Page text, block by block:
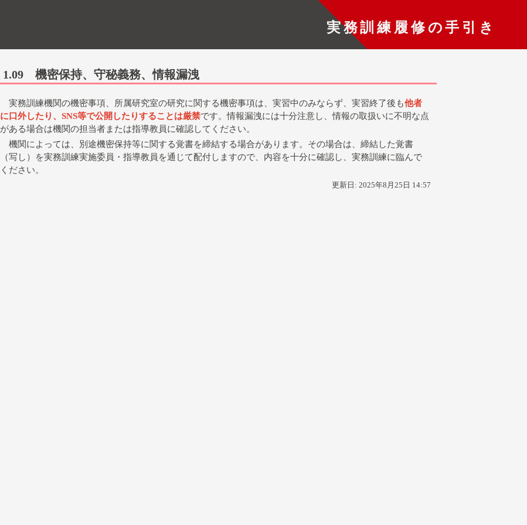
実務訓練履修の手引き
1.09 機密保持、守秘義務、情報漏洩
実務訓練機関の機密事項、所属研究室の研究に関する機密事項は、実習中のみならず、実習終了後も他者
に口外したり、SNS等で公開したりすることは厳禁です。情報漏洩には十分注意し、情報の取扱いに不明な点
がある場合は機関の担当者または指導教員に確認してください。
機関によっては、別途機密保持等に関する覚書を締結する場合があります。その場合は、締結した覚書
（写し）を実務訓練実施委員・指導教員を通じて配付しますので、内容を十分に確認し、実務訓練に臨んで
ください。
更新日:2025年8月25日 14:57